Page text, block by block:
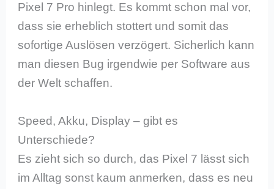
Pixel 7 Pro hinlegt. Es kommt schon mal vor,
dass sie erheblich stottert und somit das
sofortige Auslösen verzögert. Sicherlich kann
man diesen Bug irgendwie per Software aus
der Welt schaffen.
Speed, Akku, Display – gibt es
Unterschiede?
Es zieht sich so durch, das Pixel 7 lässt sich
im Alltag sonst kaum anmerken, dass es neu